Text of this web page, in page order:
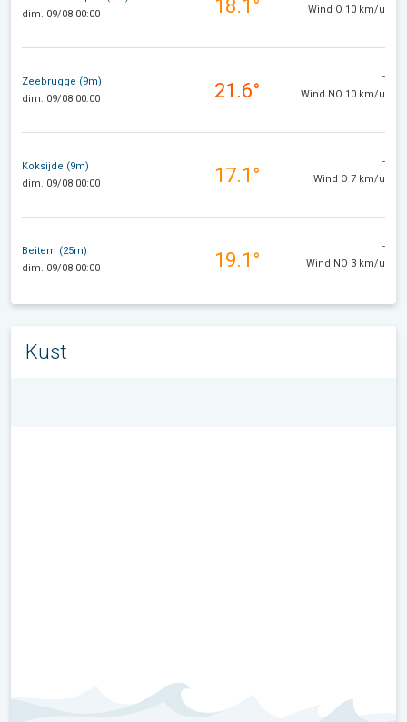
dim. 09/08 00:00
18.1° Wind O 10 km/u
Zeebrugge (9m)
dim. 09/08 00:00
21.6°
-
Wind NO 10 km/u
Koksijde (9m)
dim. 09/08 00:00
17.1°
-
Wind O 7 km/u
Beitem (25m)
dim. 09/08 00:00
19.1°
-
Wind NO 3 km/u
Kust